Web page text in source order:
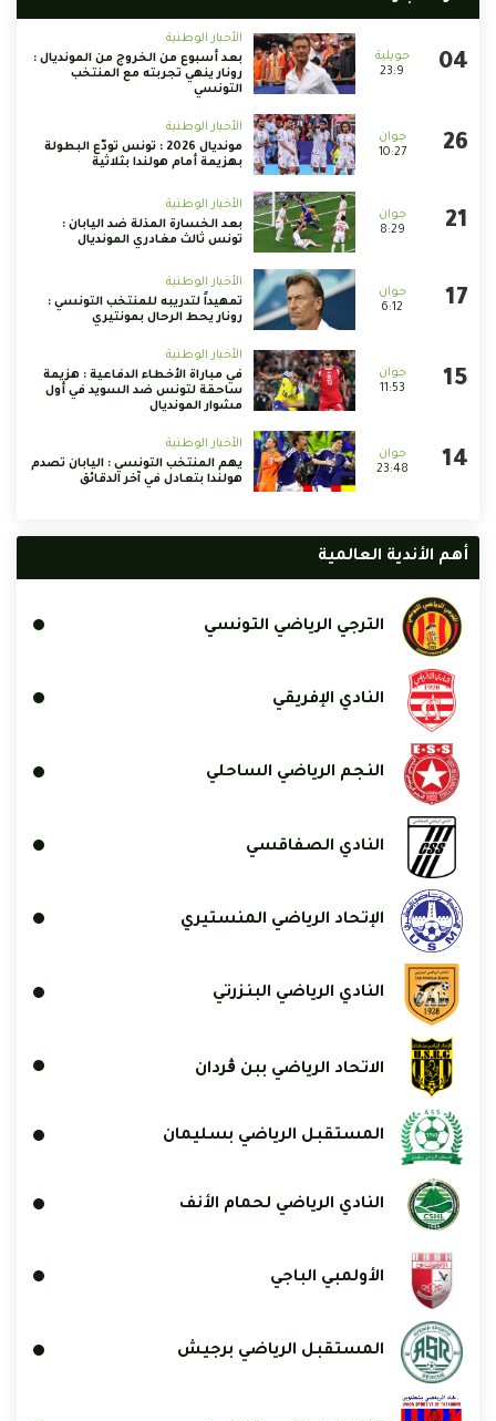
23:9
الأخبار الوطنية
بعد أسبوع من الخروج من المونديال :
رونار ينهي تجربته مع المنتخب
التونسي
10:27
الأخبار الوطنية
مونديال 2026 : تونس تودّع البطولة
بهزيمة أمام هولندا بثلاثية
8:29
الأخبار الوطنية
بعد الخسارة المذلة ضد اليابان :
تونس ثالث مغادري المونديال
6:12
الأخبار الوطنية
تمهيداً لتدريبه للمنتخب التونسي :
رونار يحط الرحال بمونتيري
11:53
الأخبار الوطنية
في مباراة الأخطاء الدفاعية : هزيمة
ساحقة لتونس ضد السويد في أول
مشوار المونديال
23:48
الأخبار الوطنية
يهم المنتخب التونسي : اليابان تصدم
هولندا بتعادل في آخر الدقائق
أهم الأندية العالمية
الترجي الرياضي التونسي
النادي الإفريقي
النجم الرياضي الساحلي
النادي الصفاقسي
الإتحاد الرياضي المنستيري
النادي الرياضي البنزرتي
الاتحاد الرياضي ببن ڨردان
المستقبل الرياضي بسليمان
النادي الرياضي لحمام الأنف
الأولمبي الباجي
المستقبل الرياضي برجيش